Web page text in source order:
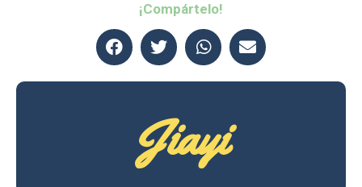
¡Compártelo!
Jiayi